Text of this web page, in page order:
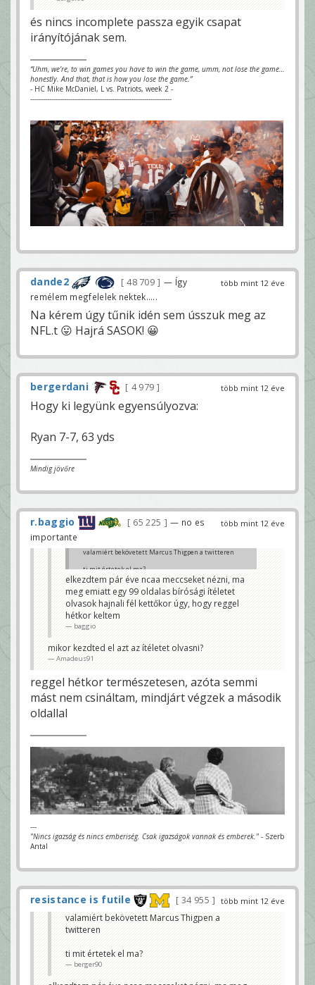
és nincs incomplete passza egyik csapat
irányítójának sem.
“Uhm, we’re, to win games you have to win the game, umm, not lose the game…
honestly. And that, that is how you lose the game.”
- HC Mike McDaniel, L vs. Patriots, week 2 -
-------------------------------------------------------------------
több mint 12 éve
dande2 48 709
— Így
remélem megfelelek nektek.....
Na kérem úgy tűnik idén sem ússzuk meg az
NFL.t 😛 Hajrá SASOK! 😀
több mint 12 éve
bergerdani 4 979
Hogy ki legyünk egyensúlyozva:
Ryan 7-7, 63 yds
Mindig jövőre
több mint 12 éve
r.baggio 65 225
— no es
importante
valamiért bekövetett Marcus Thigpen a twitteren
ti mit értetek el ma?
berger90
elkezdtem pár éve ncaa meccseket nézni, ma
meg emiatt egy 99 oldalas bírósági ítéletet
olvasok hajnali fél kettőkor úgy, hogy reggel
hétkor keltem
baggio
mikor kezdted el azt az ítéletet olvasni?
Amadeus91
reggel hétkor természetesen, azóta semmi
mást nem csináltam, mindjárt végzek a második
oldallal
---
"Nincs igazság és nincs emberiség. Csak igazságok vannak és emberek." - Szerb
Antal
több mint 12 éve
resistance is futile
34 955
valamiért bekövetett Marcus Thigpen a
twitteren
ti mit értetek el ma?
berger90